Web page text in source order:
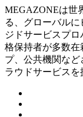
MEGAZONEは世
る、グローバル
ジドサービスプ
格保持者が多数在
プ、公共機関など
ラウドサービスを